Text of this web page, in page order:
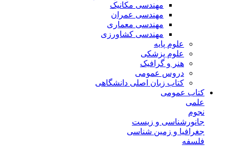
مهندسی مکانیک
مهندسی عمران
مهندسی معماری
مهندسی کشاورزی
علوم پایه
علوم پزشکی
هنر و گرافیک
دروس عمومی
کتاب زبان اصلی دانشگاهی
کتاب عمومی
علمی
نجوم
جانورشناسی و زیست
جغرافیا و زمین شناسی
فلسفه